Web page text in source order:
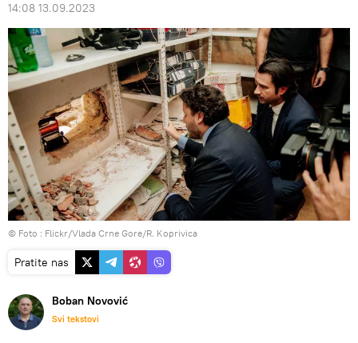
14:08 13.09.2023
© Foto : Flickr/Vlada Crne Gore/R. Koprivica
Pratite nas
Boban Novović
Svi tekstovi